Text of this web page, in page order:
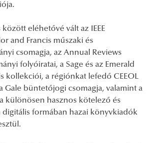
eléhetővé vált az IEEE
and Francis műszaki és
csomagja, az Annual Reviews
folyóiratai, a Sage és az Emerald
kollekciói, a régiónkat lefedő CEEOL
Gale büntetőjogi csomagja, valamint a
különösen hasznos kötelező és
formában hazai könyvkiadók